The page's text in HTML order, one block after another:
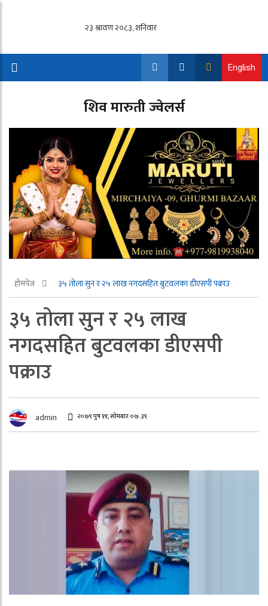
English
शिव मारुती ज्वेलर्स
होमपेज ३५ तोला सुन र २५ लाख नगदसहित बुटवलका डीएसपी पक्राउ
३५ तोला सुन र २५ लाख
नगदसहित बुटवलका डीएसपी
पक्राउ
admin २०७९ पुष ११, सोमबार ०७:३९